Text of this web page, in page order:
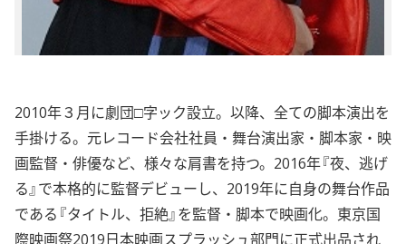
2010年３月に劇団□字ック設立。以降、全ての脚本演出を
手掛ける。元レコード会社社員・舞台演出家・脚本家・映
画監督・俳優など、様々な肩書を持つ。2016年『夜、逃げ
る』で本格的に監督デビューし、2019年に自身の舞台作品
である『タイトル、拒絶』を監督・脚本で映画化。東京国
際映画祭2019日本映画スプラッシュ部門に正式出品され